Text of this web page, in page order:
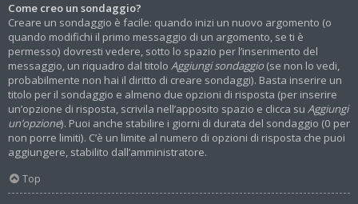
Come creo un sondaggio?
Creare un sondaggio è facile: quando inizi un nuovo argomento (o
quando modifichi il primo messaggio di un argomento, se ti è
permesso) dovresti vedere, sotto lo spazio per l’inserimento del
messaggio, un riquadro dal titolo Aggiungi sondaggio(se non lo vedi,
probabilmente non hai il diritto di creare sondaggi). Basta inserire un
titolo per il sondaggio e almeno due opzioni di risposta (per inserire
un’opzione di risposta, scrivila nell’apposito spazio e clicca su Aggiungi
un’opzione). Puoi anche stabilire i giorni di durata del sondaggio (0 per
non porre limiti). C’è un limite al numero di opzioni di risposta che puoi
aggiungere, stabilito dall’amministratore.
Top